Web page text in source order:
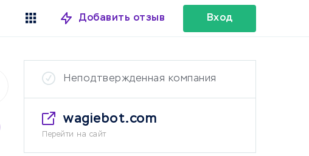
Добавить отзыв Вход
Неподтвержденная компания
wagiebot.com
Перейти на сайт